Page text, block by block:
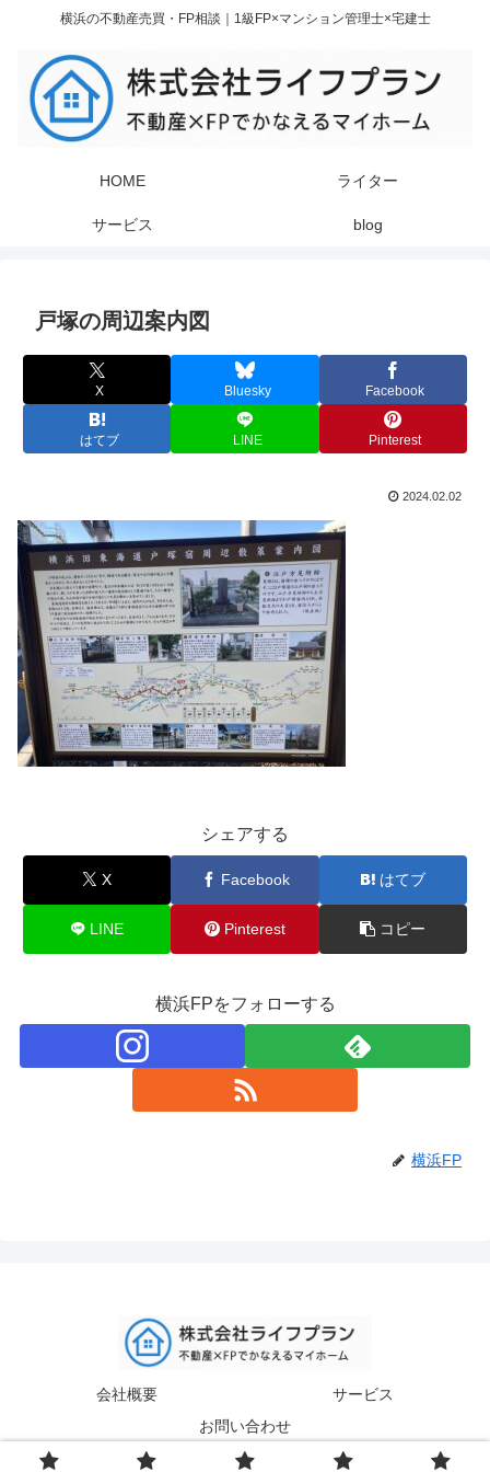
横浜の不動産売買・FP相談｜1級FP×マンション管理士×宅建士
HOME ライター
サービス blog
戸塚の周辺案内図
X Bluesky Facebook
はてブ LINE Pinterest
2024.02.02
シェアする
X Facebook はてブ
LINE Pinterest コピー
横浜FPをフォローする
横浜FP
会社概要
サービス
お問い合わせ
© 2015-2026 株式会社ライフプラン.